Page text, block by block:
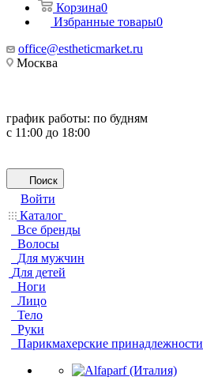
Корзина0
Избранные товары0
office@estheticmarket.ru
Москва
график работы: по будням
с 11:00 до 18:00
Поиск
Войти
Каталог
Все бренды
Волосы
Для мужчин
Для детей
Ноги
Лицо
Тело
Руки
Парикмахерские принадлежности